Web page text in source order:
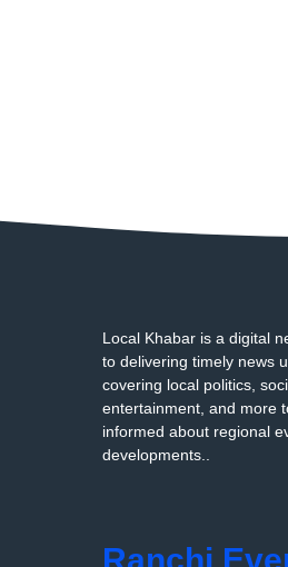
Local Khabar is a digital
to delivering timely news
covering local politics,
entertainment, and more
informed about regional
developments..